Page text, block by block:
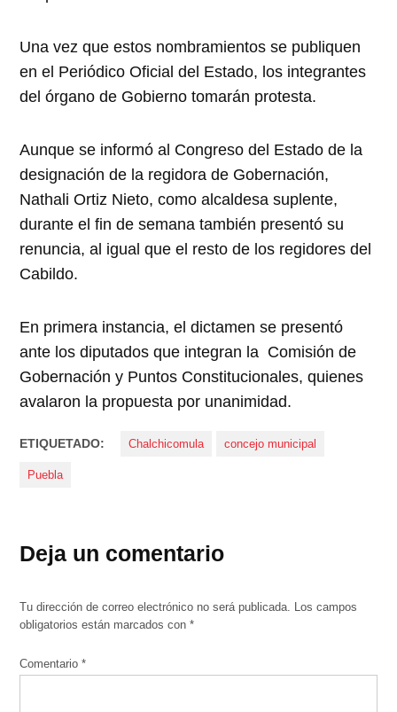
Una vez que estos nombramientos se publiquen
en el Periódico Oficial del Estado, los integrantes
del órgano de Gobierno tomarán protesta.
Aunque se informó al Congreso del Estado de la
designación de la regidora de Gobernación,
Nathali Ortiz Nieto, como alcaldesa suplente,
durante el fin de semana también presentó su
renuncia, al igual que el resto de los regidores del
Cabildo.
En primera instancia, el dictamen se presentó
ante los diputados que integran la Comisión de
Gobernación y Puntos Constitucionales, quienes
avalaron la propuesta por unanimidad.
ETIQUETADO: Chalchicomula concejo municipal
Puebla
Deja un comentario
Tu dirección de correo electrónico no será publicada. Los campos
obligatorios están marcados con*
Comentario*